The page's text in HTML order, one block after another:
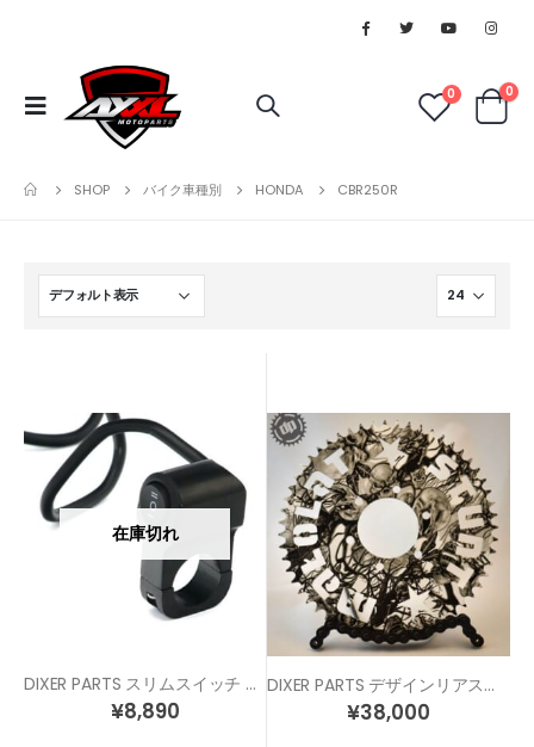
0 0
SHOP バイク車種別 HONDA CBR250R
在庫切れ
DIXER PARTS スリムスイッチ スタント車両へ、ヘッドライトスイッチにも！
¥8,890
DIXER PARTS デザインリアスプロケット CBR250R
¥38,000